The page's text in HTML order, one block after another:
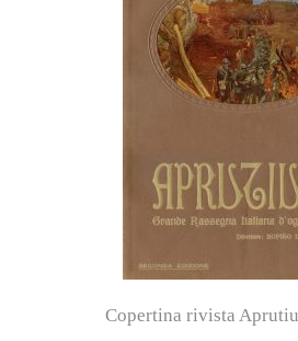
Copertina rivista